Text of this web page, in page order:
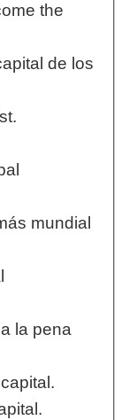
the
de los
mundial
la pena